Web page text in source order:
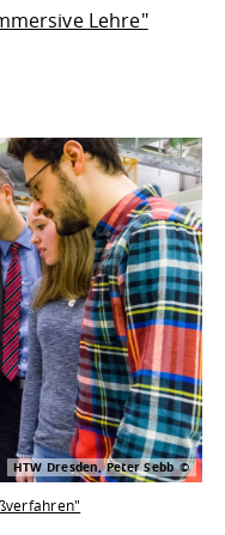
Lehre"
HTW Dresden, Peter Sebb